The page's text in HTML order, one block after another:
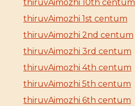
thiruvAimozhi 10th centum
thiruvAimozhi 1st centum
thiruvAimozhi 2nd centum
thiruvAimozhi 3rd centum
thiruvAimozhi 4th centum
thiruvAimozhi 5th centum
thiruvAimozhi 6th centum